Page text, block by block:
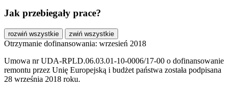
Jak przebiegały prace?
rozwiń wszystkie zwiń wszystkie
Otrzymanie dofinansowania: wrzesień 2018
Umowa nr UDA-RPLD.06.03.01-10-0006/17-00 o dofinansowanie
remontu przez Unię Europejską i budżet państwa została podpisana
28 września 2018 roku.